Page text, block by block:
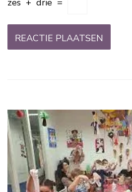
zes + drie =